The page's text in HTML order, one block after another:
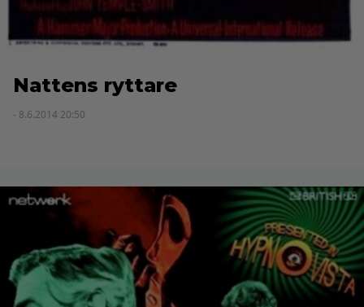
Nattens ryttare
- 8.6.2014 20:50